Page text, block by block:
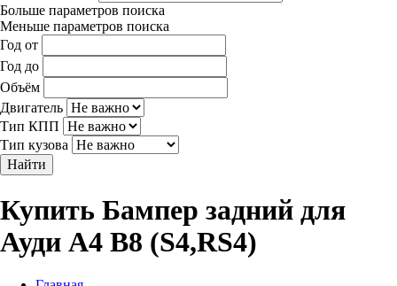
Больше параметров поиска
Меньше параметров поиска
Год от
Год до
Объём
Двигатель
Тип КПП
Тип кузова
Найти
Купить Бампер задний для
Ауди A4 B8 (S4,RS4)